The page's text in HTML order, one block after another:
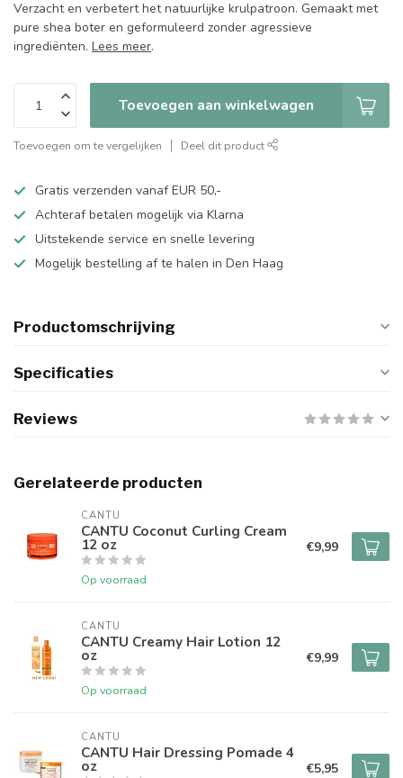
Verzacht en verbetert het natuurlijke krulpatroon. Gemaakt met
pure shea boter en geformuleerd zonder agressieve
ingrediënten. Lees meer.
Toevoegen aan winkelwagen
Toevoegen om te vergelijken Deel dit product
Gratis verzenden vanaf EUR 50,-
Achteraf betalen mogelijk via Klarna
Uitstekende service en snelle levering
Mogelijk bestelling af te halen in Den Haag
Productomschrijving
Specificaties
Reviews
Gerelateerde producten
CANTU
CANTU Coconut Curling Cream
12 oz
Op voorraad
€9,99
CANTU
CANTU Creamy Hair Lotion 12
oz
Op voorraad
€9,99
CANTU
CANTU Hair Dressing Pomade 4
oz €5,95